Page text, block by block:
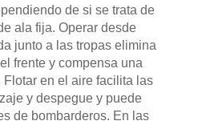
de si se trata de
ala fija. Operar desde
junto a las tropas elimina
frente y compensa una
en el aire facilita las
y despegue y puede
de bombarderos. En las